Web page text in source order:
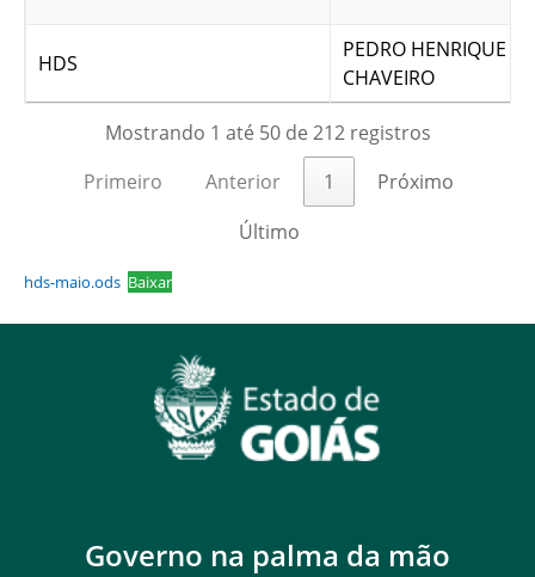
HDS
PEDRO HENRIQUE
CHAVEIRO
Mostrando 1 até 50 de 212 registros
Primeiro
Anterior 1
Próximo
Último
hds-maio.ods Baixar
Governo na palma da mão